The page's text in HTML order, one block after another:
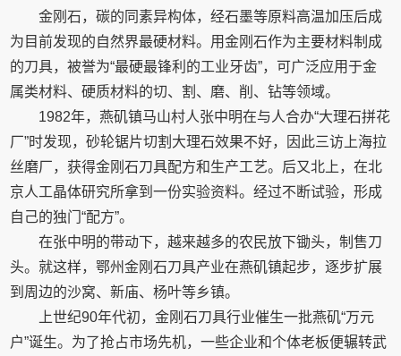
金刚石，碳的同素异构体，经石墨等原料高温加压后成
为目前发现的自然界最硬材料。用金刚石作为主要材料制成
的刀具，被誉为“最硬最锋利的工业牙齿”，可广泛应用于金
属类材料、硬质材料的切、割、磨、削、钻等领域。
1982年，燕矶镇马山村人张中明在与人合办“大理石拼花
厂”时发现，砂轮锯片切割大理石效果不好，因此三访上海拉
丝磨厂，获得金刚石刀具配方和生产工艺。后又北上，在北
京人工晶体研究所拿到一份实验资料。经过不断试验，形成
自己的独门“配方”。
在张中明的带动下，越来越多的农民放下锄头，制售刀
头。就这样，鄂州金刚石刀具产业在燕矶镇起步，逐步扩展
到周边的沙窝、新庙、杨叶等乡镇。
上世纪90年代初，金刚石刀具行业催生一批燕矶“万元
户”诞生。为了抢占市场先机，一些企业和个体老板便辗转武